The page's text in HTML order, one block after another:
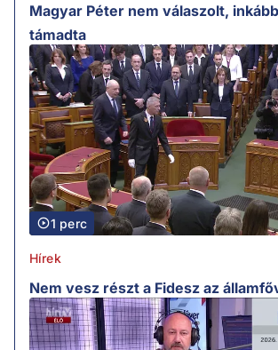
Magyar Péter nem válaszolt,
támadta
1 perc
Hírek
Nem vesz részt a Fidesz az